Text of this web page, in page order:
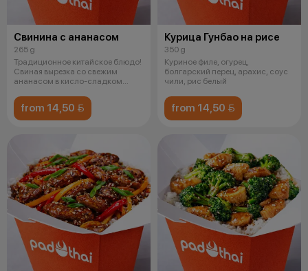
Свинина с ананасом
265 g
Традиционное китайское блюдо!
Свиная вырезка со свежим
ананасом в кисло-сладком
from 14,50 
Курица Гунбао на рисе
350 g
Куриное филе, огурец,
болгарский перец, арахис, соус
чили, рис белый
from 14,50 